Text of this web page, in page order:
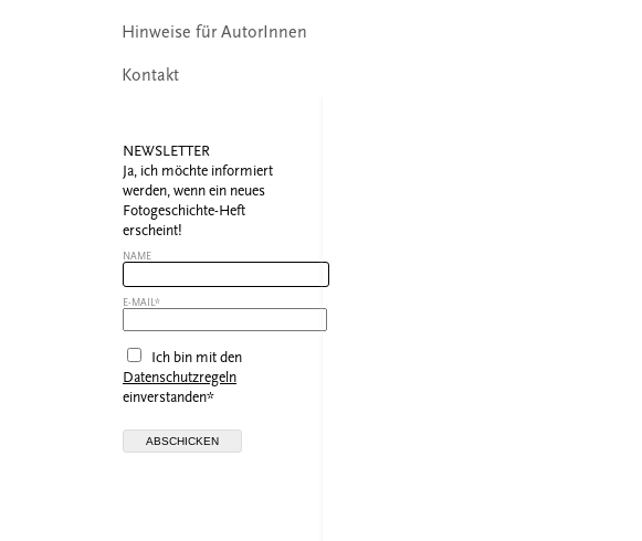
Hinweise für AutorInnen
Kontakt
NEWSLETTER
Ja, ich möchte informiert
werden, wenn ein neues
Fotogeschichte-Heft
erscheint!
NAME
E-MAIL*
Ich bin mit den
Datenschutzregeln
einverstanden*